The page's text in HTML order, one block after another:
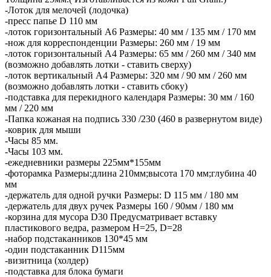
-Лоток для мелочей (лодочка)
-пресс папье D 110 мм
-лоток горизонтальный А6 Размеры: 40 мм / 135 мм / 170 мм
-нож для корреспонденции Размеры: 260 мм / 19 мм
-лоток горизонтальный А4 Размеры: 65 мм / 260 мм / 340 мм
(возможно добавлять лотки - ставить сверху)
-лоток вертикальный А4 Размеры: 320 мм / 90 мм / 260 мм
(возможно добавлять лотки - ставить сбоку)
-подставка для перекидного календаря Размеры: 30 мм / 160
мм / 220 мм
-Папка кожаная на подпись 330 /230 (460 в развернутом виде)
-коврик для мыши
-Часы 85 мм.
-Часы 103 мм.
-ежедневники размеры 225мм*155мм
-фоторамка Размеры:длина 210мм;высота 170 мм;глубина 40
мм
-держатель для одной ручки Размеры: D 115 мм / 180 мм
-держатель для двух ручек Размеры 160 / 90мм / 180 мм
-корзина для мусора D30 Предусматривает вставку
пластикового ведра, размером H=25, D=28
-набор подстаканников 130*45 мм
-один подстаканник D115мм
-визитница (холдер)
-подставка для блока бумаги